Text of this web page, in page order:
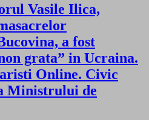
Vasile Ilica,
a fost
grata” in Ucraina.
Online. Civic
Ministrului de